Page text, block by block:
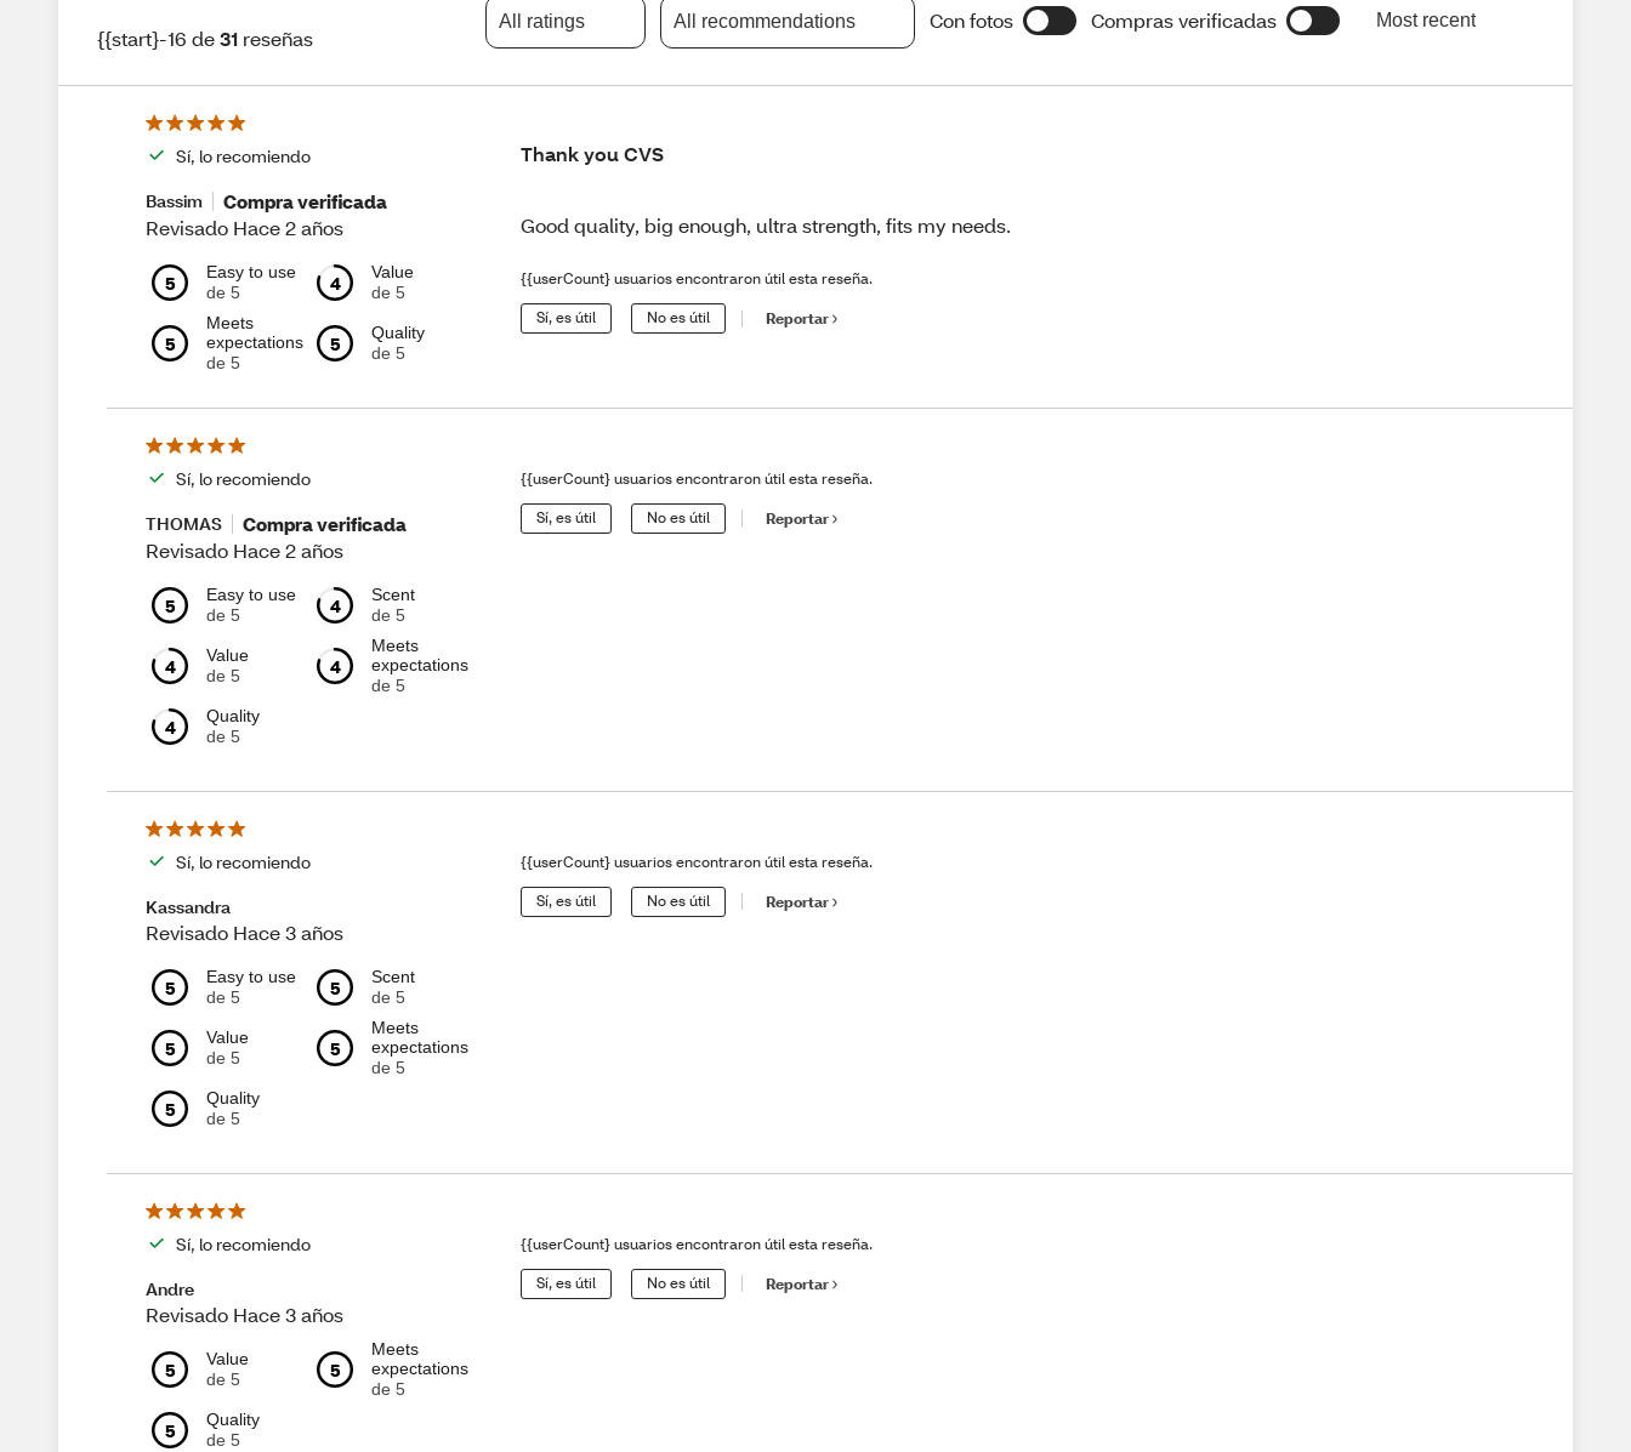
{{start}-16 de31 reseñas
All ratings All recommendations Con fotos Compras verificadas Most recent
Sí, lo recomiendo
Bassim
Compra verificada
Revisado Hace 2 años
5
Easy to use
de 5
4
Value
de 5
5
Meets
expectations
de 5
5
Quality
de 5
Thank you CVS
Good quality, big enough, ultra strength, fits my needs.
{{userCount} usuarios encontraron útil esta reseña.
Sí, es útil No es útil Reportar
Sí, lo recomiendo
THOMAS
Compra verificada
Revisado Hace 2 años
5
Easy to use
de 5
4
Scent
de 5
4
Value
de 5
4
Meets
expectations
de 5
4
Quality
de 5
{{userCount} usuarios encontraron útil esta reseña.
Sí, es útil No es útil Reportar
Sí, lo recomiendo
Kassandra
Revisado Hace 3 años
5
Easy to use
de 5
5
Scent
de 5
5
Value
de 5
5
Meets
expectations
de 5
5
Quality
de 5
{{userCount} usuarios encontraron útil esta reseña.
Sí, es útil No es útil Reportar
Sí, lo recomiendo
Andre
Revisado Hace 3 años
5
Value
de 5
5
Meets
expectations
de 5
5
Quality
de 5
{{userCount} usuarios encontraron útil esta reseña.
Sí, es útil No es útil Reportar